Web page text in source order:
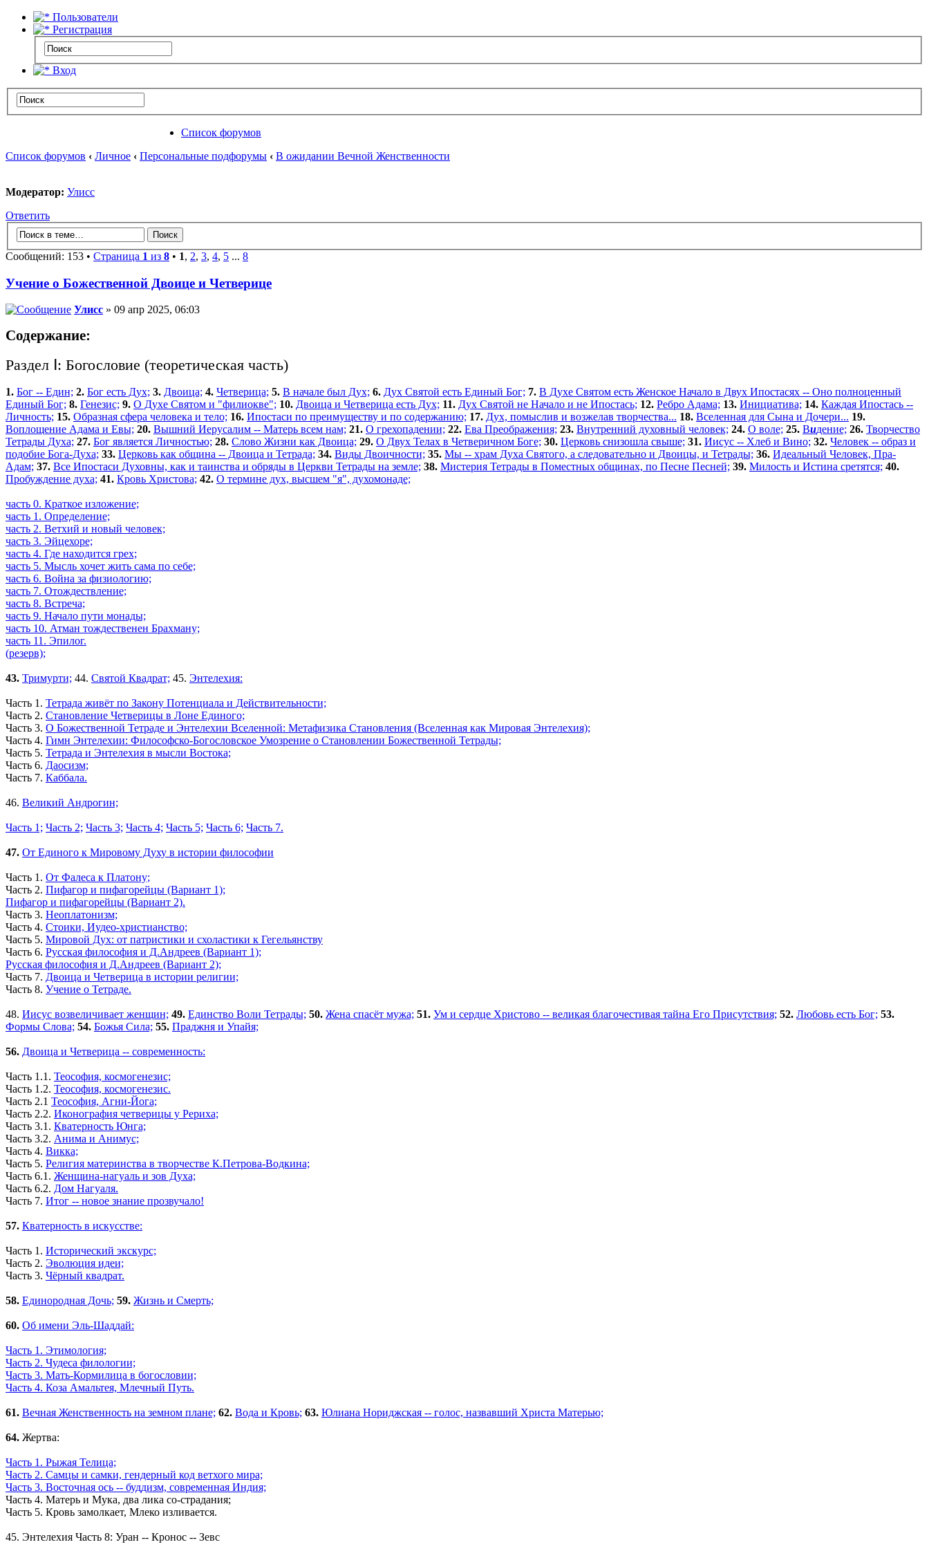
Пользователи
Регистрация
Вход
Список форумов
Список форумов ‹ Личное ‹ Персональные подфорумы ‹ В ожидании Вечной Женственности
Модератор: Улисс
Ответить
Сообщений: 153 • Страница 1 из 8 • 1, 2, 3, 4, 5 ... 8
Учение о Божественной Двоице и Четверице
Улисс » 09 апр 2025, 06:03
Содержание:
Раздел Ⅰ: Богословие (теоретическая часть)
1. Бог -- Един; 2. Бог есть Дух; 3. Двоица; 4. Четверица; 5. В начале был Дух; 6. Дух Святой есть Единый Бог; 7. В Духе Святом есть Женское Начало в Двух Ипостасях -- Оно полноценный
Единый Бог; 8. Генезис; 9. О Духе Святом и "филиокве"; 10. Двоица и Четверица есть Дух; 11. Дух Святой не Начало и не Ипостась; 12. Ребро Адама; 13. Инициатива; 14. Каждая Ипостась --
Личность; 15. Образная сфера человека и тело; 16. Ипостаси по преимуществу и по содержанию; 17. Дух, помыслив и возжелав творчества... 18. Вселенная для Сына и Дочери... 19.
Воплощение Адама и Евы; 20. Вышний Иерусалим -- Матерь всем нам; 21. О грехопадении; 22. Ева Преображения; 23. Внутренний духовный человек; 24. О воле; 25. Видение; 26. Творчество
Тетрады Духа; 27. Бог является Личностью; 28. Слово Жизни как Двоица; 29. О Двух Телах в Четверичном Боге; 30. Церковь снизошла свыше; 31. Иисус -- Хлеб и Вино; 32. Человек -- образ и
подобие Бога-Духа; 33. Церковь как община -- Двоица и Тетрада; 34. Виды Двоичности; 35. Мы -- храм Духа Святого, а следовательно и Двоицы, и Тетрады; 36. Идеальный Человек, Пра-
Адам; 37. Все Ипостаси Духовны, как и таинства и обряды в Церкви Тетрады на земле; 38. Мистерия Тетрады в Поместных общинах, по Песне Песней; 39. Милость и Истина сретятся; 40.
Пробуждение духа; 41. Кровь Христова; 42. О термине дух, высшем "я", духомонаде;
часть 0. Краткое изложение;
часть 1. Определение;
часть 2. Ветхий и новый человек;
часть 3. Эйцехоре;
часть 4. Где находится грех;
часть 5. Мысль хочет жить сама по себе;
часть 6. Война за физиологию;
часть 7. Отождествление;
часть 8. Встреча;
часть 9. Начало пути монады;
часть 10. Атман тождественен Брахману;
часть 11. Эпилог.
(резерв);
43. Тримурти; 44. Святой Квадрат; 45. Энтелехия:
Часть 1. Тетрада живёт по Закону Потенциала и Действительности;
Часть 2. Становление Четверицы в Лоне Единого;
Часть 3. О Божественной Тетраде и Энтелехии Вселенной: Метафизика Становления (Вселенная как Мировая Энтелехия);
Часть 4. Гимн Энтелехии: Философско-Богословское Умозрение о Становлении Божественной Тетрады;
Часть 5. Тетрада и Энтелехия в мысли Востока;
Часть 6. Даосизм;
Часть 7. Каббала.
46. Великий Андрогин;
Часть 1; Часть 2; Часть 3; Часть 4; Часть 5; Часть 6; Часть 7.
47. От Единого к Мировому Духу в истории философии
Часть 1. От Фалеса к Платону;
Часть 2. Пифагор и пифагорейцы (Вариант 1);
Пифагор и пифагорейцы (Вариант 2).
Часть 3. Неоплатонизм;
Часть 4. Стоики, Иудео-христианство;
Часть 5. Мировой Дух: от патристики и схоластики к Гегельянству
Часть 6. Русская философия и Д.Андреев (Вариант 1);
Русская философия и Д.Андреев (Вариант 2);
Часть 7. Двоица и Четверица в истории религии;
Часть 8. Учение о Тетраде.
48. Иисус возвеличивает женщин; 49. Единство Воли Тетрады; 50. Жена спасёт мужа; 51. Ум и сердце Христово -- великая благочестивая тайна Его Присутствия; 52. Любовь есть Бог; 53.
Формы Слова; 54. Божья Сила; 55. Праджня и Упайя;
56. Двоица и Четверица -- современность:
Часть 1.1. Теософия, космогенезис;
Часть 1.2. Теософия, космогенезис.
Часть 2.1 Теософия, Агни-Йога;
Часть 2.2. Иконография четверицы у Рериха;
Часть 3.1. Кватерность Юнга;
Часть 3.2. Анима и Анимус;
Часть 4. Викка;
Часть 5. Религия материнства в творчестве К.Петрова-Водкина;
Часть 6.1. Женщина-нагуаль и зов Духа;
Часть 6.2. Дом Нагуаля.
Часть 7. Итог -- новое знание прозвучало!
57. Кватерность в искусстве:
Часть 1. Исторический экскурс;
Часть 2. Эволюция идеи;
Часть 3. Чёрный квадрат.
58. Единородная Дочь; 59. Жизнь и Смерть;
60. Об имени Эль-Шаддай:
Часть 1. Этимология;
Часть 2. Чудеса филологии;
Часть 3. Мать-Кормилица в богословии;
Часть 4. Коза Амальтея, Млечный Путь.
61. Вечная Женственность на земном плане; 62. Вода и Кровь; 63. Юлиана Нориджская -- голос, назвавший Христа Матерью;
64. Жертва:
Часть 1. Рыжая Телица;
Часть 2. Самцы и самки, гендерный код ветхого мира;
Часть 3. Восточная ось -- буддизм, современная Индия;
Часть 4. Матерь и Мука, два лика со-страдания;
Часть 5. Кровь замолкает, Млеко изливается.
45. Энтелехия Часть 8: Уран -- Кронос -- Зевс